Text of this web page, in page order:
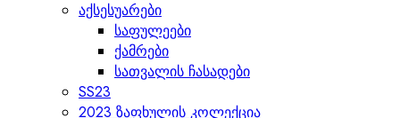
აქსესუარები
საფულეები
ქამრები
სათვალის ჩასადები
SS23
2023 ზაფხულის კოლექცია